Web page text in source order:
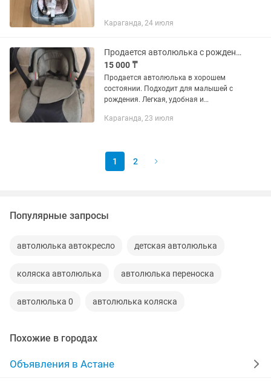
Караганда, 24 июля
Продается автолюлька с рождения
15 000 ₸
Продается автолюлька в хорошем
состоянии. Подходит для малышей с
рождения. Легкая, удобная и
ремнями безопасности и удобной
Караганда, 23 июля
1 2
Популярные запросы
автолюлька автокресло детская автолюлька
коляска автолюлька автолюлька переноска
автолюлька 0 автолюлька коляска
Похожие в городах
Объявления в Астане